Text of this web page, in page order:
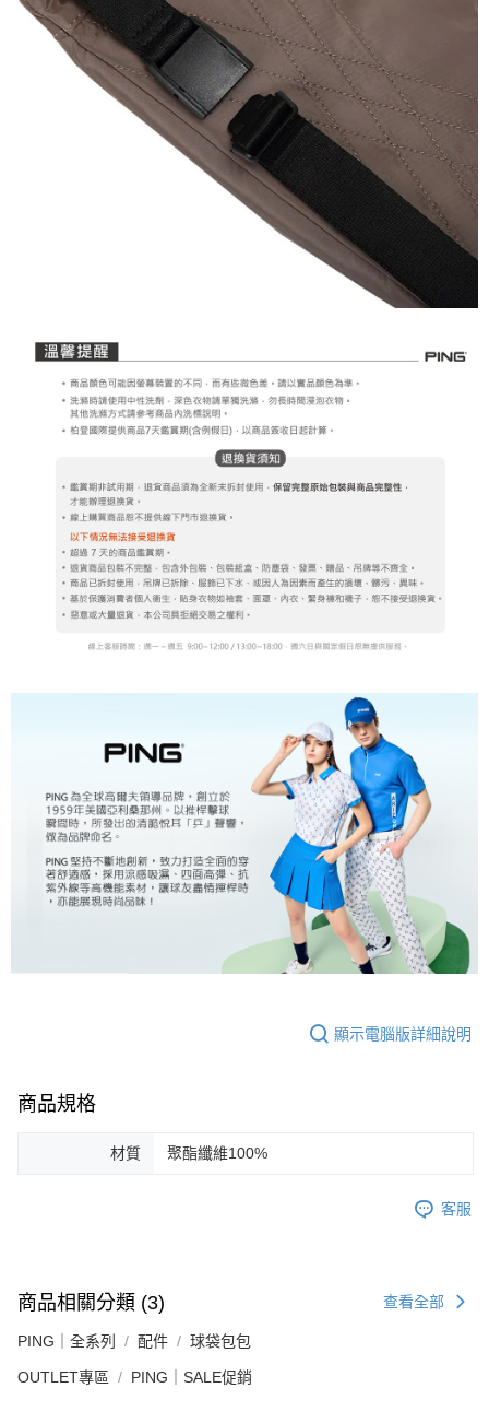
顯示電腦版詳細說明
商品規格
材質 聚酯纖維100%
客服
商品相關分類 (3) 查看全部
PING｜全系列 配件 球袋包包
OUTLET專區 PING｜SALE促銷